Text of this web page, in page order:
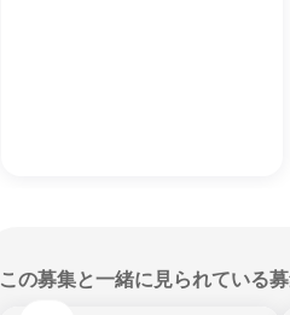
この募集と一緒に見られている